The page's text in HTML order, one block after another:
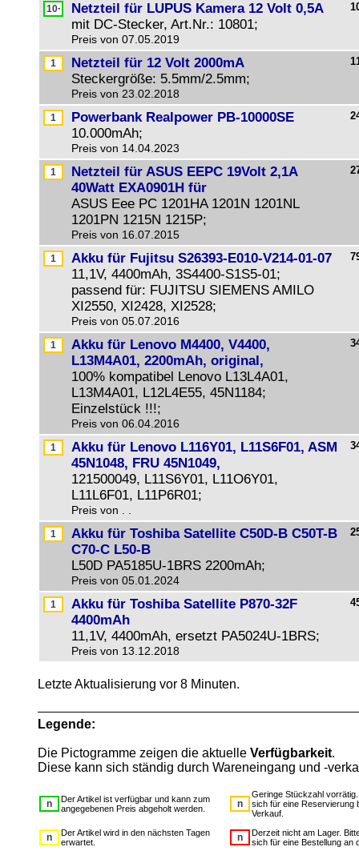
Netzteil für LUPUS Kamera 12 Volt 0,5A
mit DC-Stecker, Art.Nr.: 10801;
Preis von 07.05.2019
Netzteil für 12 Volt 2000mA
Steckergröße: 5.5mm/2.5mm;
Preis von 23.02.2018
Powerbank Realpower PB-10000SE
10.000mAh;
Preis von 14.04.2023
Netzteil für ASUS EEPC 19Volt 2,1A
40Watt EXA0901H für
ASUS Eee PC 1201HA 1201N 1201NL
1201PN 1215N 1215P;
Preis von 16.07.2015
Akku für Fujitsu S26393-E010-V214-01-07
11,1V, 4400mAh, 3S4400-S1S5-01;
passend für: FUJITSU SIEMENS AMILO
XI2550, XI2428, XI2528;
Preis von 05.07.2016
Akku für Lenovo M4400, V4400,
L13M4A01, 2200mAh, original,
100% kompatibel Lenovo L13L4A01,
L13M4A01, L12L4E55, 45N1184;
Einzelstück !!!;
Preis von 06.04.2016
Akku für Lenovo L116Y01, L11S6F01, ASM
45N1048, FRU 45N1049,
121500049, L11S6Y01, L11O6Y01,
L11L6F01, L11P6R01;
Preis von . .
Akku für Toshiba Satellite C50D-B C50T-B
C70-C L50-B
L50D PA5185U-1BRS 2200mAh;
Preis von 05.01.2024
Akku für Toshiba Satellite P870-32F
4400mAh
11,1V, 4400mAh, ersetzt PA5024U-1BRS;
Preis von 13.12.2018
Letzte Aktualisierung vor 8 Minuten.
Legende:
Die Pictogramme zeigen die aktuelle Verfügbarkeit.
Diese kann sich ständig durch Wareneingang und -
Der Artikel ist verfügbar und kann zum
angegebenen Preis abgeholt werden.
Geringe Stückzahl
sich für eine Reservierung
Verkauf.
Der Artikel wird in den nächsten Tagen
erwartet.
Derzeit nicht am Lager.
sich für eine Bestellung an